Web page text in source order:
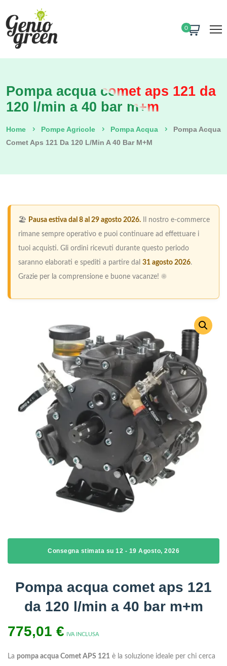
0
Pompa acqua comet aps 121 da
120 l/min a 40 bar m+m
Home Pompe Agricole Pompa Acqua
Pompa Acqua
Comet Aps 121 Da 120 L/min A 40 Bar M+m
🏖️ Pausa estiva dal 8 al 29 agosto 2026. Il nostro e-commerce
rimane sempre operativo e puoi continuare ad effettuare i
tuoi acquisti. Gli ordini ricevuti durante questo periodo
saranno elaborati e spediti a partire dal 31 agosto 2026.
Grazie per la comprensione e buone vacanze! ☀️
Consegna stimata su 12 - 19 Agosto, 2026
Pompa acqua comet aps 121
da 120 l/min a 40 bar m+m
775,01 € IVA INCLUSA
La pompa acqua Comet APS 121 è la soluzione ideale per chi cerca